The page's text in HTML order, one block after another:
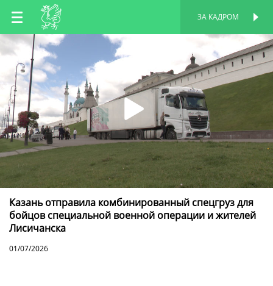
RU
TT
ЗА КАДРОМ
Казань отправила комбинированный спецгруз для
бойцов специальной военной операции и жителей
Лисичанска
01/07/2026
ПЕРСОНАЛЬНАЯ
СТРАНИЦА